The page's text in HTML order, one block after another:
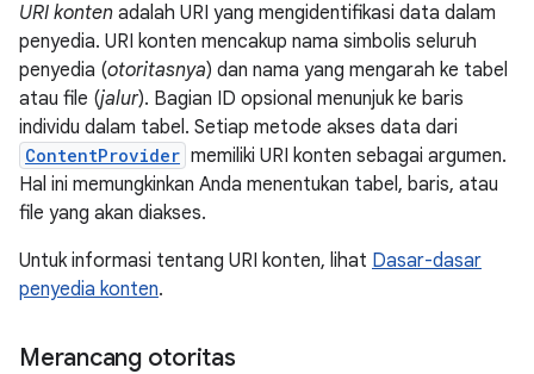
URI konten adalah URI yang mengidentifikasi data dalam
penyedia. URI konten mencakup nama simbolis seluruh
penyedia (otoritasnya) dan nama yang mengarah ke tabel
atau file (jalur). Bagian ID opsional menunjuk ke baris
individu dalam tabel. Setiap metode akses data dari
ContentProvider memiliki URI konten sebagai argumen.
Hal ini memungkinkan Anda menentukan tabel, baris, atau
file yang akan diakses.
Untuk informasi tentang URI konten, lihat Dasar-dasar
penyedia konten.
Merancang otoritas